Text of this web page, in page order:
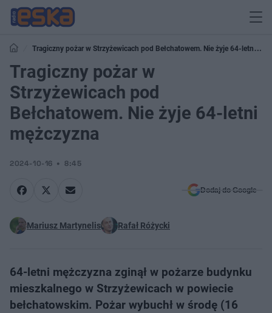
Tragiczny pożar w Strzyżewicach pod Bełchatowem. Nie żyje 64-letni
mężczyzna
Tragiczny pożar w
Strzyżewicach pod
Bełchatowem. Nie żyje 64-letni
mężczyzna
2024-10-16 8:45
Dodaj do Google
Mariusz Martynelis Rafał Różycki
64-letni mężczyzna zginął w pożarze budynku
mieszkalnego w Strzyżewicach w powiecie
bełchatowskim. Pożar wybuchł w środę (16